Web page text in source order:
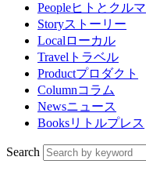
Peopleヒトとクルマ
Storyストーリー
Localローカル
Travel トラベル
Productプロダクト
Columnコラム
Newsニュース
Booksリトルプレス
Search